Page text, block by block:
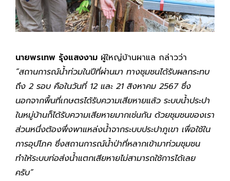
นายพรเทพ รุ้งแสงงาม ผู้ใหญ่บ้านผาแล กล่าวว่า
“สถานการณ์น้ำท่วมในปีที่ผ่านมา ทางชุมชนได้รับผลกระทบ
ถึง 2 รอบ คือในวันที่ 12 และ 21 สิงหาคม 2567 ซึ่ง
นอกจากพื้นที่เกษตรได้รับความเสียหายแล้ว ระบบน้ำประปา
ในหมู่บ้านก็ได้รับความเสียหายมากเช่นกัน ด้วยชุมชนของเรา
ส่วนหนึ่งต้องพึ่งพาแหล่งน้ำจากระบบประปาภูเขา เพื่อใช้ใน
การอุปโภค ซึ่งสถานการณ์น้ำป่าที่หลากเข้ามาท่วมชุมชน
ทำให้ระบบท่อส่งน้ำแตกเสียหายไม่สามารถใช้การได้เลย
ครับ”